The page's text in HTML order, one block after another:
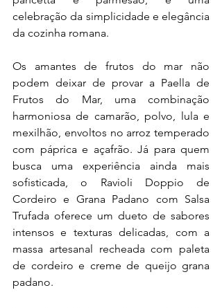
celebração da simplicidade e elegância
da cozinha romana.
Os amantes de frutos do mar não
podem deixar de provar a Paella de
Frutos do Mar, uma combinação
harmoniosa de camarão, polvo, lula e
mexilhão, envoltos no arroz temperado
com páprica e açafrão. Já para quem
busca uma experiência ainda mais
sofisticada, o Ravioli Doppio de
Cordeiro e Grana Padano com Salsa
Trufada oferece um dueto de sabores
intensos e texturas delicadas, com a
massa artesanal recheada com paleta
de cordeiro e creme de queijo grana
padano.